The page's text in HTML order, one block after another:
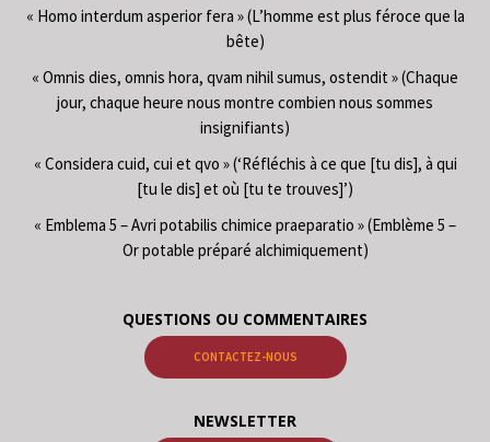
« Homo interdum asperior fera » (L’homme est plus féroce que la
bête)
« Omnis dies, omnis hora, qvam nihil sumus, ostendit » (Chaque
jour, chaque heure nous montre combien nous sommes
insignifiants)
« Considera cuid, cui et qvo » (‘Réfléchis à ce que [tu dis], à qui
[tu le dis] et où [tu te trouves]’)
« Emblema 5 – Avri potabilis chimice praeparatio » (Emblème 5 –
Or potable préparé alchimiquement)
QUESTIONS OU COMMENTAIRES
CONTACTEZ-NOUS
NEWSLETTER